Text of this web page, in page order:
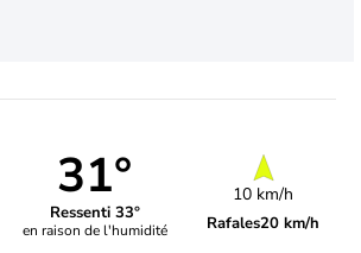
31°
Ressenti 33°
en raison de l'humidité
10 km/h
Rafales20 km/h